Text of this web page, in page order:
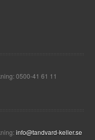
0500-41 61 11
info@tandvard-keller.se